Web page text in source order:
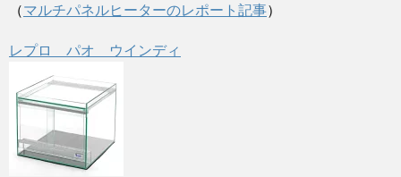
（マルチパネルヒーターのレポート記事）
レプロ パオ ウインディ